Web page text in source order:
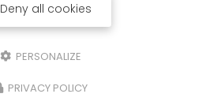
Deny all cookies
PERSONALIZE
PRIVACY POLICY